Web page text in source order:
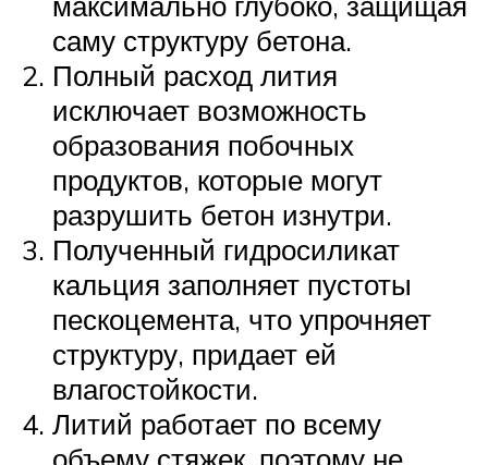
саму структуру бетона.
Полный расход лития
исключает возможность
образования побочных
продуктов, которые могут
разрушить бетон изнутри.
Полученный гидросиликат
кальция заполняет пустоты
пескоцемента, что упрочняет
структуру, придает ей
влагостойкости.
Литий работает по всему